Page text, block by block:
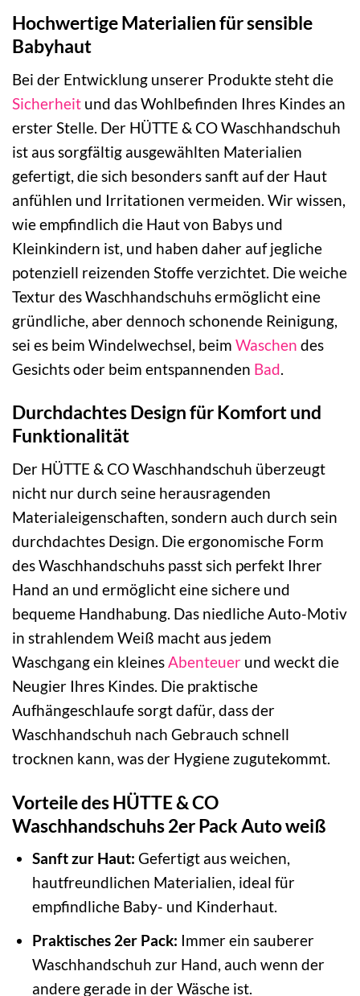
Hochwertige Materialien für sensible
Babyhaut
Bei der Entwicklung unserer Produkte steht die
Sicherheit und das Wohlbefinden Ihres Kindes an
erster Stelle. Der HÜTTE & CO Waschhandschuh
ist aus sorgfältig ausgewählten Materialien
gefertigt, die sich besonders sanft auf der Haut
anfühlen und Irritationen vermeiden. Wir wissen,
wie empfindlich die Haut von Babys und
Kleinkindern ist, und haben daher auf jegliche
potenziell reizenden Stoffe verzichtet. Die weiche
Textur des Waschhandschuhs ermöglicht eine
gründliche, aber dennoch schonende Reinigung,
sei es beim Windelwechsel, beim Waschen des
Gesichts oder beim entspannenden Bad
Durchdachtes Design für Komfort und
Funktionalität
Der HÜTTE & CO Waschhandschuh überzeugt
nicht nur durch seine herausragenden
Materialeigenschaften, sondern auch durch sein
durchdachtes Design. Die ergonomische Form
des Waschhandschuhs passt sich perfekt Ihrer
Hand an und ermöglicht eine sichere und
bequeme Handhabung. Das niedliche Auto-Motiv
in strahlendem Weiß macht aus jedem
Waschgang ein kleinesAbenteuer und weckt die
Neugier Ihres Kindes. Die praktische
Aufhängeschlaufe sorgt dafür, dass der
Waschhandschuh nach Gebrauch schnell
trocknen kann, was der Hygiene zugutekommt.
Vorteile des HÜTTE & CO
Waschhandschuhs 2er Pack Auto weiß
Sanft zur Haut: Gefertigt aus weichen,
hautfreundlichen Materialien, ideal für
empfindliche Baby- und Kinderhaut.
Praktisches 2er Pack: Immer ein sauberer
Waschhandschuh zur Hand, auch wenn der
andere gerade in der Wäsche ist.